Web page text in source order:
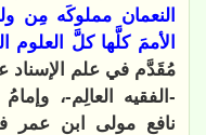
النعمان مملوكَه مِن
الأممَ كلَّها كلَّ العلوم
مُقَدَّم في علم الإسناد
-الفقيه العالِم-،
نافع مولى ابن عمر